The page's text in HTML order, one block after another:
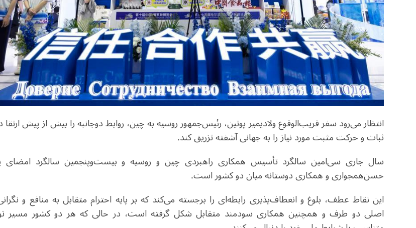
انتظار می‌رود سفر قریب‌الوقوع ولادیمیر پوتین، رئیس‌جمهور روسیه به چین، روابط دوجانبه را بیش از پیش
ثبات و حرکت مثبت مورد نیاز را به جهانی آشفته تزریق کند.
سال جاری سی‌امین سالگرد تأسیس همکاری راهبردی چین و روسیه و بیست‌وپنجمین سالگرد امضای
حسن‌همجواری و همکاری دوستانه میان دو کشور است.
این نقاط عطف، بلوغ و انعطاف‌پذیری رابطه‌ای را برجسته می‌کند که بر پایه احترام متقابل به منافع و
اصلی دو طرف و همچنین همکاری سودمند متقابل شکل گرفته است، در حالی که هر دو کشور مسیر